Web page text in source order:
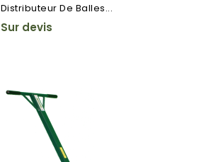
Distributeur De Balles...
Sur devis